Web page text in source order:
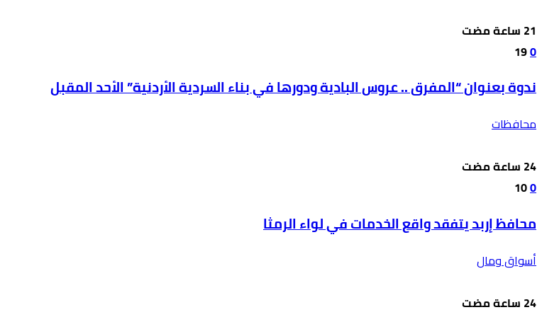
0
19
ندوة بعنوان “المفرق .. عروس البادية ودورها في بناء السردية الأردنية” الأحد المقبل
محافظات
0
10
محافظ إربد يتفقد واقع الخدمات في لواء الرمثا
أسواق ومال